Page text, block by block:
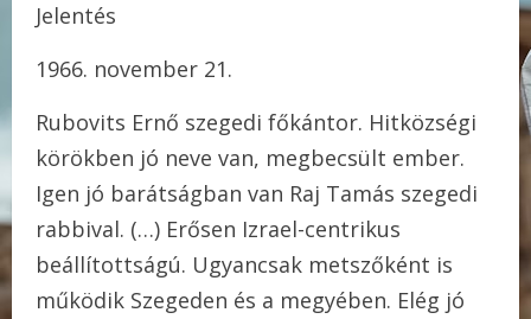
Jelentés
1966. november 21.
Rubovits Ernő szegedi főkántor. Hitközségi
körökben jó neve van, megbecsült ember.
Igen jó barátságban van Raj Tamás szegedi
rabbival. (…) Erősen Izrael-centrikus
beállítottságú. Ugyancsak metszőként is
működik Szegeden és a megyében. Elég jó